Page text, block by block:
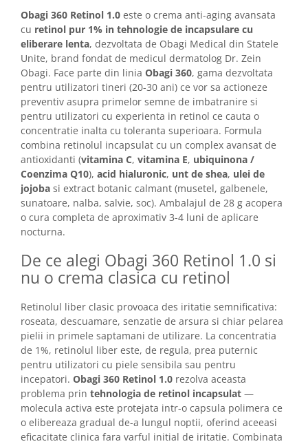
CURATARE - EXFOLIERE
HIDRATARE
ILUMINARE
INGRIJIREA OCHILOR
INGRIJIREA PIELII CORPULUI
PROTECTIE SOLARA
SETURI / KITURI
Obagi 360 Retinol 1.0 este o crema anti-aging avansata
cu retinol pur 1% in tehnologie de incapsulare cu
eliberare lenta, dezvoltata de Obagi Medical din Statele
Unite, brand fondat de medicul dermatolog Dr. Zein
Obagi. Face parte din linia Obagi 360, gama dezvoltata
pentru utilizatori tineri (20-30 ani) ce vor sa actioneze
preventiv asupra primelor semne de imbatranire si
pentru utilizatori cu experienta in retinol ce cauta o
concentratie inalta cu toleranta superioara. Formula
combina retinolul incapsulat cu un complex avansat de
antioxidanti (vitamina C, vitamina E, ubiquinona /
Coenzima Q10), acid hialuronic, unt de shea, ulei de
jojoba si extract botanic calmant (musetel, galbenele,
sunatoare, nalba, salvie, soc). Ambalajul de 28 g acopera
o cura completa de aproximativ 3-4 luni de aplicare
nocturna.
De ce alegi Obagi 360 Retinol 1.0 si
nu o crema clasica cu retinol
Retinolul liber clasic provoaca des iritatie semnificativa:
roseata, descuamare, senzatie de arsura si chiar pelarea
pielii in primele saptamani de utilizare. La concentratia
de 1%, retinolul liber este, de regula, prea puternic
pentru utilizatori cu piele sensibila sau pentru
incepatori. Obagi 360 Retinol 1.0 rezolva aceasta
problema prin tehnologia de retinol incapsulat —
molecula activa este protejata intr-o capsula polimera ce
o elibereaza gradual de-a lungul noptii, oferind aceeasi
eficacitate clinica fara varful initial de iritatie. Combinata